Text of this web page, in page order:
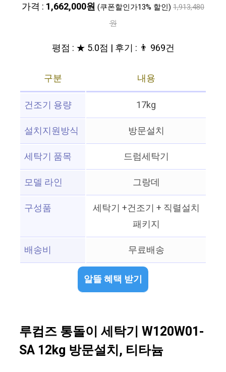
가격 : 1,662,000원 (쿠폰할인가13% 할인) 1,913,480
원
평점 : ★ 5.0점 | 후기 : 👨‍‍ 969건
구분
내용
건조기 용량
17kg
설치지원방식
방문설치
세탁기 품목
드럼세탁기
모델 라인
그랑데
구성품
세탁기 +건조기 + 직렬설치
패키지
배송비
무료배송
알뜰 혜택 받기
루컴즈 통돌이 세탁기 W120W01-
SA 12kg 방문설치, 티타늄